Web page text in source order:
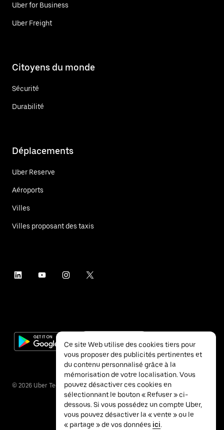
Uber for Business
Uber Freight
Citoyens du monde
Sécurité
Durabilité
Déplacements
Uber Reserve
Aéroports
Villes
Villes proposant des taxis
© 2026 Uber Technologies Inc.
Ce site Web utilise des cookies tiers pour
vous proposer des publicités pertinentes et
du contenu personnalisé grâce à la
mémorisation de votre localisation. Vous
pouvez désactiver ces cookies en
sélectionnant le bouton « Refuser » ci-
dessous. Si vous possédez un compte Uber,
vous pouvez désactiver la « vente » ou le
« partage » de vos données ici.